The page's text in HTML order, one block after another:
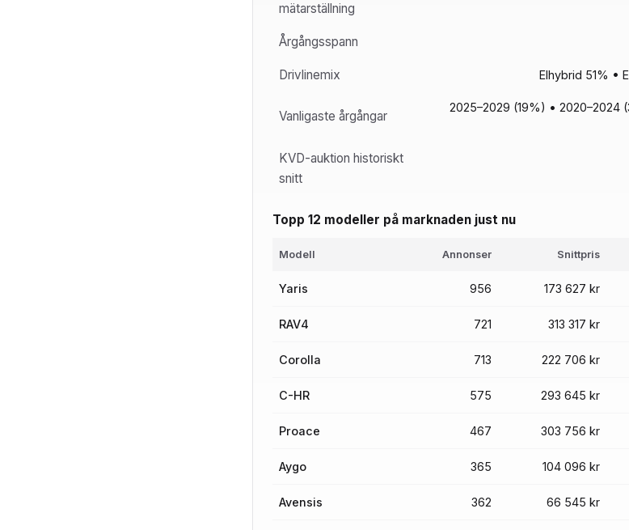
mätarställning
Årgångsspann
Drivlinemix Elhybrid 51% •
Vanligaste årgångar
2025–2029 (19%) • 2020–2024
KVD-auktion historiskt
snitt
Topp 12 modeller på marknaden just nu
Modell Annonser Snittpris
Yaris 956 173 627 kr
RAV4 721 313 317 kr
Corolla 713 222 706 kr
C-HR 575 293 645 kr
Proace 467 303 756 kr
Aygo 365 104 096 kr
Avensis 362 66 545 kr